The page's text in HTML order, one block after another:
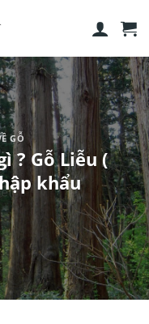
GỖ
? Gỗ Liễu (
khẩu